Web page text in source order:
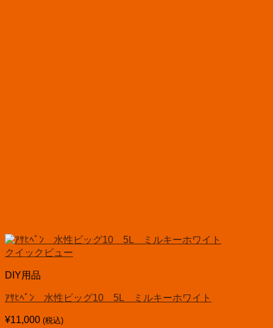
クイックビュー
DIY用品
ｱｻﾋﾍﾟﾝ 水性ビッグ10 5L ミルキーホワイト
¥11,000 (税込)